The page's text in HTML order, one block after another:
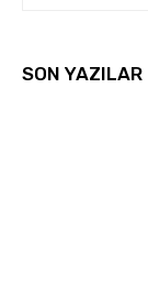
SON YAZILAR